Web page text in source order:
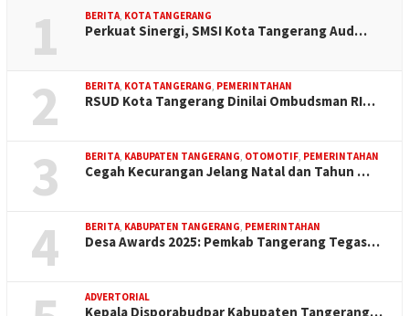
1 BERITA, KOTA TANGERANG
Perkuat Sinergi, SMSI Kota Tangerang Aud…
2 BERITA, KOTA TANGERANG, PEMERINTAHAN
RSUD Kota Tangerang Dinilai Ombudsman RI…
3 BERITA, KABUPATEN TANGERANG, OTOMOTIF, PEMERINTAHAN
Cegah Kecurangan Jelang Natal dan Tahun …
4 BERITA, KABUPATEN TANGERANG, PEMERINTAHAN
Desa Awards 2025: Pemkab Tangerang Tegas…
ADVERTORIAL
Kepala Disporabudpar Kabupaten Tangerang…